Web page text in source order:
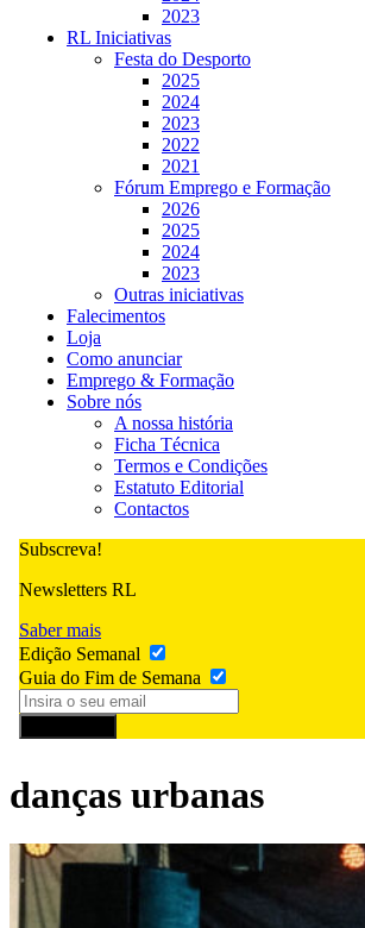
2023
RL Iniciativas
Festa do Desporto
2025
2024
2023
2022
2021
Fórum Emprego e Formação
2026
2025
2024
2023
Outras iniciativas
Falecimentos
Loja
Como anunciar
Emprego & Formação
Sobre nós
A nossa história
Ficha Técnica
Termos e Condições
Estatuto Editorial
Contactos
Subscreva!
Newsletters RL
Saber mais
Edição Semanal
Guia do Fim de Semana
danças urbanas